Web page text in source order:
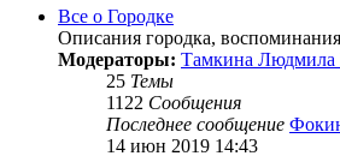
Все о Городке
Описания городка,
Модераторы: Тамкина Людмила
25 Темы
1122 Сообщения
Последнее сообщение
14 июн 2019 14:43